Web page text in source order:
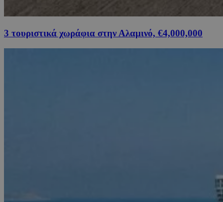
3 τουριστικά χωράφια στην Αλαμινό, €4,000,000